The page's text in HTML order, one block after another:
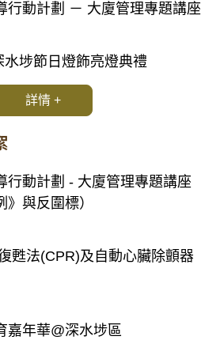
行動計劃 － 大廈管理專題講座
埗節日燈飾亮燈典禮
詳情 +
行動計劃 - 大廈管理專題講座
》與反圍標）
甦法(CPR)及自動心臟除顫器
嘉年華@深水埗區